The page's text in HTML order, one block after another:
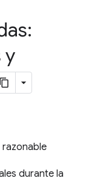
y
razonable
durante la